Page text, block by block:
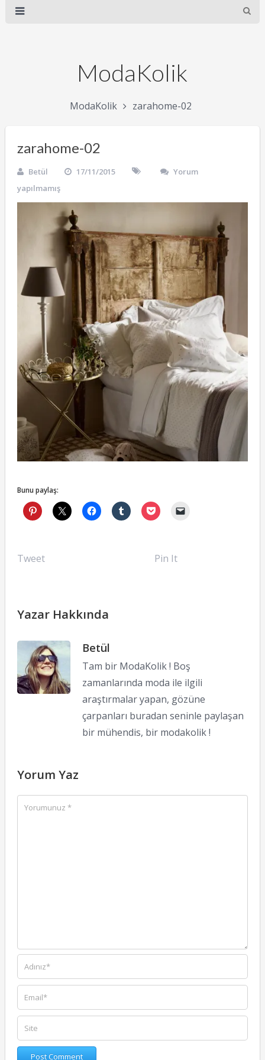
ModaKolik
ModaKolik zarahome-02
zarahome-02
Betül 17/11/2015
Yorum
yapılmamış
Bunu paylaş:
Tweet Pin It
Yazar Hakkında
Betül
Tam bir ModaKolik ! Boş
zamanlarında moda ile ilgili
araştırmalar yapan, gözüne
çarpanları buradan seninle paylaşan
bir mühendis, bir modakolik !
Yorum Yaz